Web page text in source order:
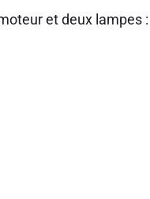
et deux lampes :